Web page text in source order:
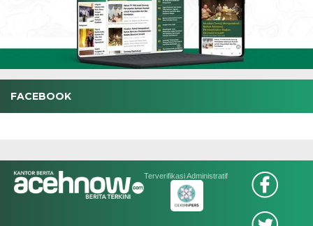
FACEBOOK
Terverifikasi Administratif